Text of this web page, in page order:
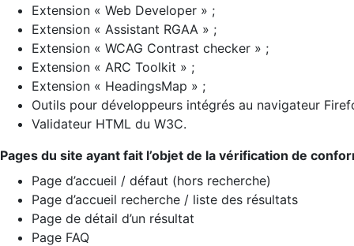
Extension « Web Developer » ;
Extension « Assistant RGAA » ;
Extension « WCAG Contrast checker » ;
Extension « ARC Toolkit » ;
Extension « HeadingsMap » ;
Outils pour développeurs intégrés au navigateur
Validateur HTML du W3C.
Pages du site ayant fait l’objet de la vérification de
Page d’accueil / défaut (hors recherche)
Page d’accueil recherche / liste des résultats
Page de détail d’un résultat
Page FAQ